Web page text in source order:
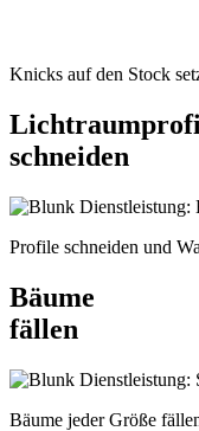
Knicks auf den Stock
schneiden
Profile schneiden und
Bäume
fällen
Bäume jeder Größe